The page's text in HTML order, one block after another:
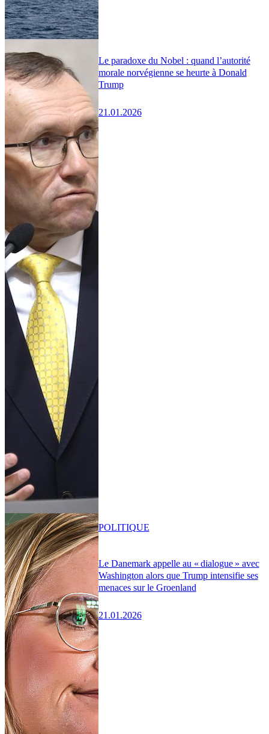
Le paradoxe du Nobel : quand l’autorité
morale norvégienne se heurte à Donald
Trump
21.01.2026
Le Danemark appelle au « dialogue » avec
Washington alors que Trump intensifie ses
menaces sur le Groenland
21.01.2026
POLITIQUE